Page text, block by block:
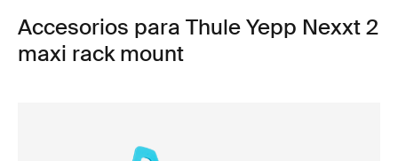
Accesorios para Thule Yepp Nexxt 2
maxi rack mount